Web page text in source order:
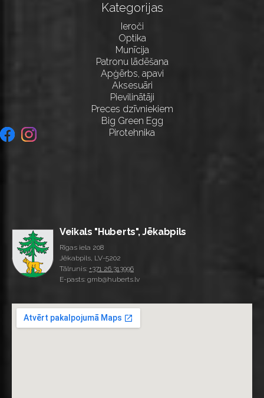
Kategorijas
Ieroči
Optika
Munīcija
Patronu lādēšana
Apģērbs, apavi
Aksesuāri
Pievilinātāji
Preces dzīvniekiem
Big Green Egg
Pirotehnika
Veikals "Huberts", Jēkabpils
Rīgas iela 208
Jēkabpils, LV-5202
Tālrunis: +371 26 313996
E-pasts: gmb@huberts.lv